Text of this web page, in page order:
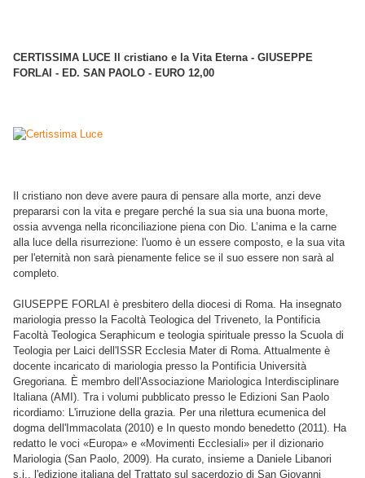
CERTISSIMA LUCE Il cristiano e la Vita Eterna - GIUSEPPE
FORLAI - ED. SAN PAOLO - EURO 12,00
Il cristiano non deve avere paura di pensare alla morte, anzi deve
prepararsi con la vita e pregare perché la sua sia una buona morte,
ossia avvenga nella riconciliazione piena con Dio. L’anima e la carne
alla luce della risurrezione: l'uomo è un essere composto, e la sua vita
per l'eternità non sarà pienamente felice se il suo essere non sarà al
completo.
GIUSEPPE FORLAI è presbitero della diocesi di Roma. Ha insegnato
mariologia presso la Facoltà Teologica del Triveneto, la Pontificia
Facoltà Teologica Seraphicum e teologia spirituale presso la Scuola di
Teologia per Laici dell'ISSR Ecclesia Mater di Roma. Attualmente è
docente incaricato di mariologia presso la Pontificia Università
Gregoriana. È membro dell'Associazione Mariologica Interdisciplinare
Italiana (AMI). Tra i volumi pubblicato presso le Edizioni San Paolo
ricordiamo: L'irruzione della grazia. Per una rilettura ecumenica del
dogma dell'Immacolata (2010) e In questo mondo benedetto (2011). Ha
redatto le voci «Europa» e «Movimenti Ecclesiali» per il dizionario
Mariologia (San Paolo, 2009). Ha curato, insieme a Daniele Libanori
s.j., l'edizione italiana del Trattato sul sacerdozio di San Giovanni